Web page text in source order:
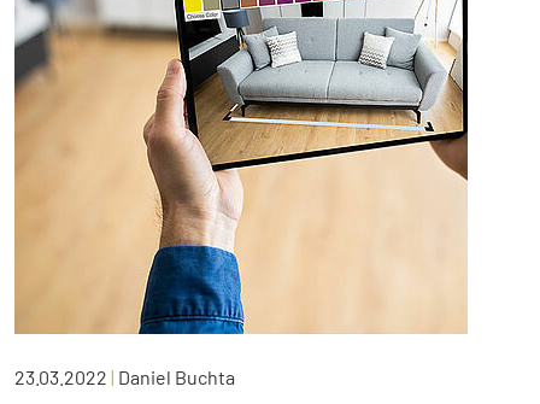
23.03.2022 | Daniel Buchta